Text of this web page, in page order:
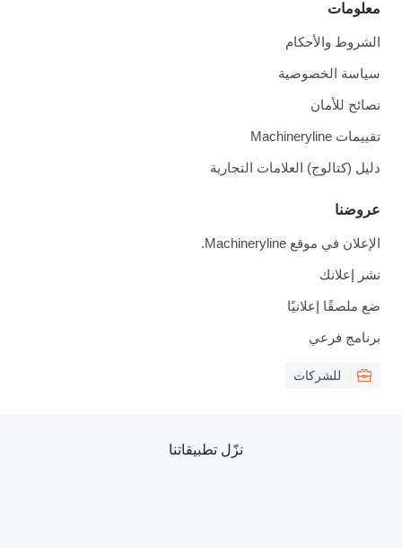
معلومات
الشروط والأحكام
سياسة الخصوصية
نصائح للأمان
تقييمات Machineryline
دليل (كتالوج) العلامات التجارية
عروضنا
الإعلان في موقع Machineryline.
نشر إعلانك
ضع ملصقًا إعلانيًا
برنامج فرعي
للشركات
نزّل تطبيقاتنا